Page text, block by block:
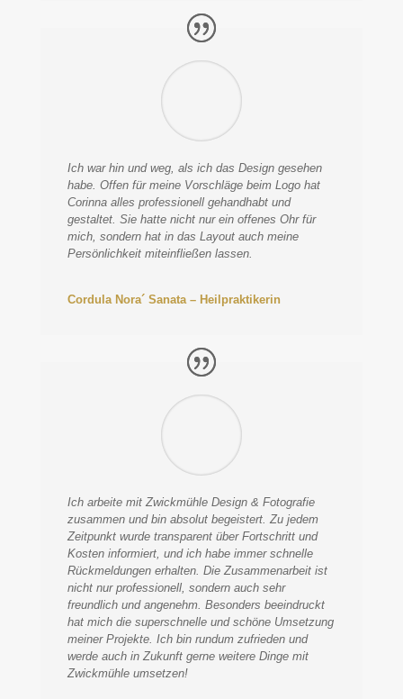
Ich war hin und weg, als ich das Design gesehen
habe. Offen für meine Vorschläge beim Logo hat
Corinna alles professionell gehandhabt und
gestaltet. Sie hatte nicht nur ein offenes Ohr für
mich, sondern hat in das Layout auch meine
Persönlichkeit miteinfließen lassen.
Cordula Nora´ Sanata – Heilpraktikerin
Ich arbeite mit Zwickmühle Design & Fotografie
zusammen und bin absolut begeistert. Zu jedem
Zeitpunkt wurde transparent über Fortschritt und
Kosten informiert, und ich habe immer schnelle
Rückmeldungen erhalten. Die Zusammenarbeit ist
nicht nur professionell, sondern auch sehr
freundlich und angenehm. Besonders beeindruckt
hat mich die superschnelle und schöne Umsetzung
meiner Projekte. Ich bin rundum zufrieden und
werde auch in Zukunft gerne weitere Dinge mit
Zwickmühle umsetzen!